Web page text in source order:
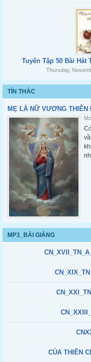
Tuyển Tập 50 Bài Hát
Thursday,
TÍN THÁC
MẸ LÀ NỮ VƯƠNG THIÊN
MP3_BÀI GIẢNG
CỦA THIÊN